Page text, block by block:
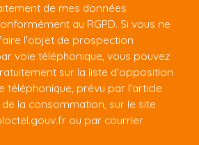
de mes données
au RGPD. Si vous ne
l'objet de prospection
voie téléphonique, vous pouvez
sur la liste d'opposition
téléphonique, prévu par l'article
de la consommation, sur le site
ou par courrier